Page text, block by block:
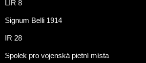
LIR 8
Signum Belli 1914
IR 28
Spolek pro vojenská pietní místa